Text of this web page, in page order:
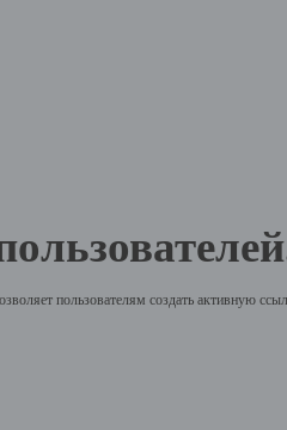
пользователям создать активную